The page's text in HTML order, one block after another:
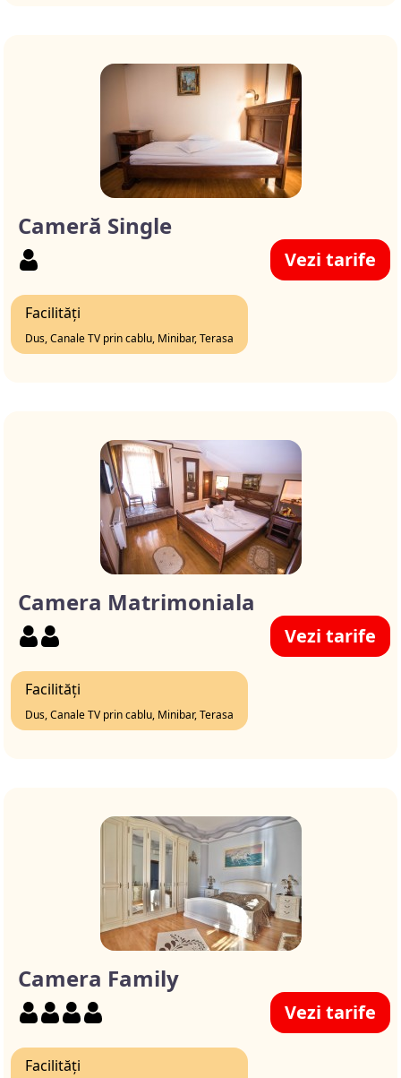
Cameră Single
Vezi tarife
Facilități
Dus, Canale TV prin cablu, Minibar, Terasa
Camera Matrimoniala
Vezi tarife
Facilități
Dus, Canale TV prin cablu, Minibar, Terasa
Camera Family
Vezi tarife
Facilități